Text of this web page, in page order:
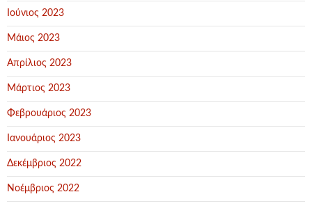
Ιούνιος 2023
Μάιος 2023
Απρίλιος 2023
Μάρτιος 2023
Φεβρουάριος 2023
Ιανουάριος 2023
Δεκέμβριος 2022
Νοέμβριος 2022